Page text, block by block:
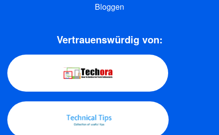
Bloggen
Vertrauenswürdig von: